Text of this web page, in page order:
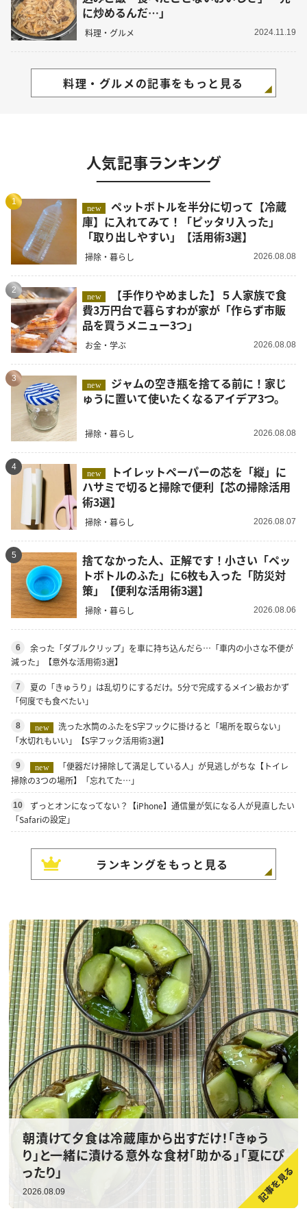
に炒めるんだ…」
料理・グルメ 2024.11.19
料理・グルメの記事をもっと見る
人気記事ランキング
1
new
ペットボトルを半分に切って【冷蔵
庫】に入れてみて！「ピッタリ入った」
「取り出しやすい」【活用術3選】
掃除・暮らし 2026.08.08
2
new
費3万円台で暮らすわが家が「作らず市販
品を買うメニュー3つ」
お金・学ぶ 2026.08.08
3
new
ゅうに置いて使いたくなるアイデア3つ。
掃除・暮らし 2026.08.08
4
new
ハサミで切ると掃除で便利【芯の掃除活用
術3選】
掃除・暮らし 2026.08.07
5
捨てなかった人、正解です！小さい「ペッ
トボトルのふた」に6枚も入った「防災対
策」【便利な活用術3選】
掃除・暮らし 2026.08.06
6
余った「ダブルクリップ」を車に持ち込んだら…「車内の小さな不便が
減った」【意外な活用術3選】
7
夏の「きゅうり」は乱切りにするだけ。5分で完成するメイン級おかず
「何度でも食べたい」
8 new
洗った水筒のふたをS字フックに掛けると「場所を取らない」
「水切れもいい」【S字フック活用術3選】
9 new
「便器だけ掃除して満足している人」が見逃しがちな【トイレ
掃除の3つの場所】「忘れてた…」
10
ずっとオンになってない？【iPhone】通信量が気になる人が見直したい
「Safariの設定」
ランキングをもっと見る
朝漬けて夕食は冷蔵庫から出すだけ！「きゅう
り」と一緒に漬ける意外な食材「助かる」「夏にぴ
ったり」
2026.08.09